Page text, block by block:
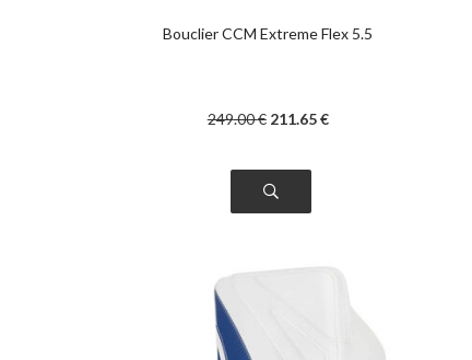
Bouclier CCM Extreme Flex 5.5
249.00€ 211.65€